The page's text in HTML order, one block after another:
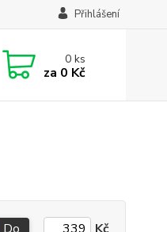
Přihlášení
0ks
za 0 Kč